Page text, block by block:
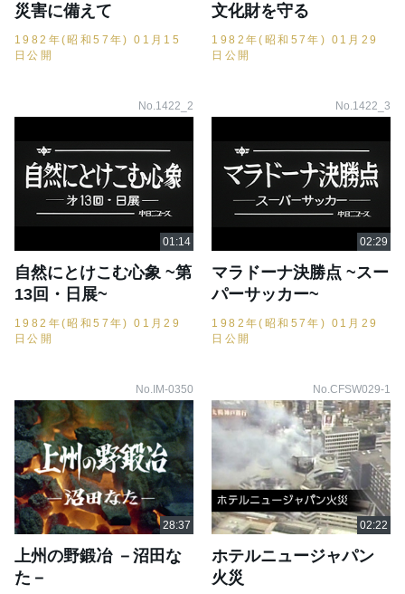
災害に備えて
1982年(昭和57年) 01月15
日公開
文化財を守る
1982年(昭和57年) 01月29
日公開
No.1422_2
自然にとけこむ心象 ~第
13回・日展~
1982年(昭和57年) 01月29
日公開
No.1422_3
マラドーナ決勝点 ~スー
パーサッカー~
1982年(昭和57年) 01月29
日公開
No.IM-0350
上州の野鍛冶 －沼田な
た－
No.CFSW029-1
ホテルニュージャパン
火災